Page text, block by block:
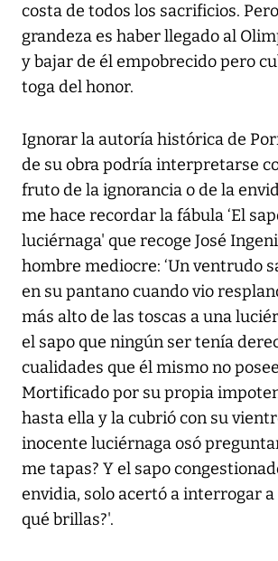
costa de todos los sacrificios.
grandeza es haber llegado al
y bajar de él empobrecido pero
toga del honor.
Ignorar la autoría histórica de
de su obra podría interpretarse
fruto de la ignorancia o de la
me hace recordar la fábula ‘El
luciérnaga' que recoge José
hombre mediocre: ‘Un ventrudo
en su pantano cuando vio
más alto de las toscas a una
el sapo que ningún ser tenía
cualidades que él mismo no
Mortificado por su propia
hasta ella y la cubrió con su
inocente luciérnaga osó
me tapas? Y el sapo
envidia, solo acertó a interrogar a
qué brillas?'.